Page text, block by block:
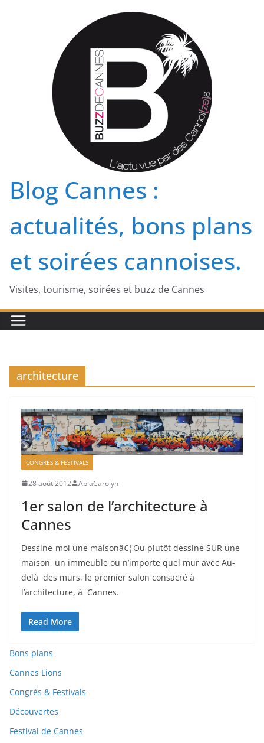
Blog Cannes :
actualités, bons plans
et soirées cannoises.
Visites, tourisme, soirées et buzz de Cannes
architecture
CONGRÈS & FESTIVALS
28 août 2012 AblaCarolyn
1er salon de l’architecture à
Cannes
Dessine-moi une maisonâ€¦Ou plutôt dessine SUR une
maison, un immeuble ou n’importe quel mur avec Au-
delà des murs, le premier salon consacré à
l’architecture, à Cannes.
Read More
Bons plans
Cannes Lions
Congrès & Festivals
Découvertes
Festival de Cannes